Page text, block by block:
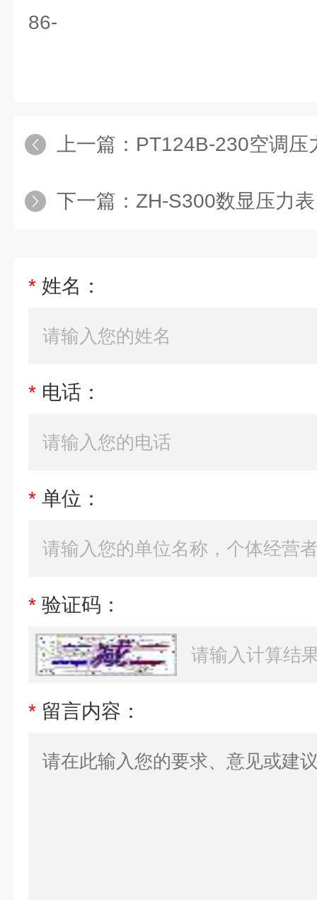
86-
上一篇： PT124B-230空调压
下一篇： ZH-S300数显压力表
* 姓名：
* 电话：
* 单位：
* 验证码：
* 留言内容：